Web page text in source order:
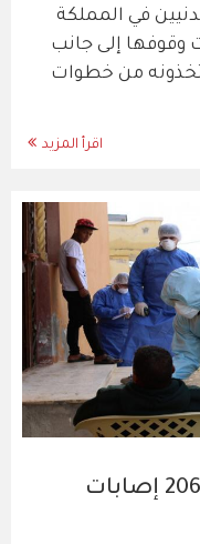
في المملكة
وقوفها إلى جانب
من خطوات
اقرأ المزيد
حصيلة صادمة بعد تسجيل 206 إصابات